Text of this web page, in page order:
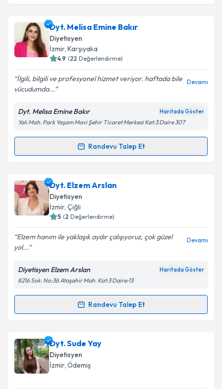
Dyt. Serez Tuğçe Uysaliçin randevu takvimi talebi
oluşturun. Size bu uzmandan randevu almanız için bir
takvim hazırlandığında e-posta ile bilgilendireceğiz.
Kişisel verilerimin işlenmesine ilişkin
Aydınlatma
Metni'ni okudum ve kişisel verilerimin belirtilen
kapsamda işlenmesini kabul ediyorum.
Dyt. Melisa Emine Bakır
Diyetisyen
İzmir, Karşıyaka
4.9 (22 Değerlendirme)
İlgili, bilgili ve profesyonel hizmet veriyor. haftada bile
vücudumda...
Devamı
Dyt. Melisa Emine Bakır Haritada Göster
Yalı Mah. Park Yaşam Mavi Şehir Ticaret Merkezi Kat:3 Daire 307
Randevu Talep Et
Randevu Takvimi Talebi
Dyt. Melisa Emine Bakıriçin randevu takvimi talebi
oluşturun. Size bu uzmandan randevu almanız için bir
takvim hazırlandığında e-posta ile bilgilendireceğiz.
Kişisel verilerimin işlenmesine ilişkin
Aydınlatma
Metni'ni okudum ve kişisel verilerimin belirtilen
kapsamda işlenmesini kabul ediyorum.
Dyt. Elzem Arslan
Diyetisyen
İzmir, Çiğli
5 (2 Değerlendirme)
Elzem hanım ile yaklaşık aydır çalışıyoruz, çok güzel
yol...
Devamı
Diyetisyen Elzem Arslan Haritada Göster
8216 Sok. No:36 Ataşahir Mah. Kat:3 Daire:13
Randevu Talep Et
Randevu Takvimi Talebi
Dyt. Elzem Arslaniçin randevu takvimi talebi
oluşturun. Size bu uzmandan randevu almanız için bir
takvim hazırlandığında e-posta ile bilgilendireceğiz.
Dyt. Sude Yay
Diyetisyen
İzmir, Ödemiş